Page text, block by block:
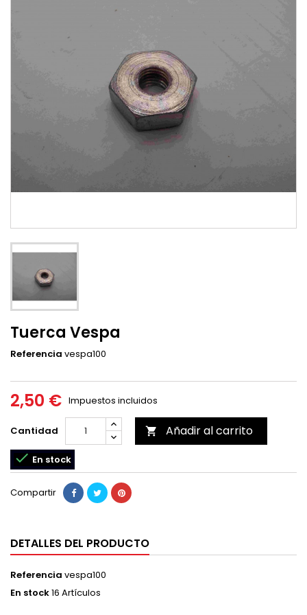
Tuerca Vespa
Referencia vespa100
2,50 € Impuestos incluidos
Cantidad  Añadir al carrito
 En stock
Compartir
DETALLES DEL PRODUCTO
Referencia vespa100
En stock16 Artículos